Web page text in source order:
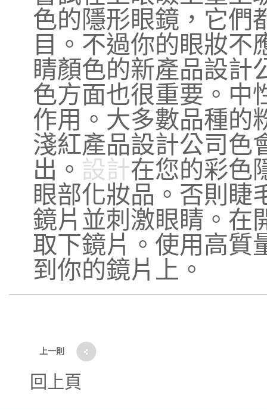
色的隱形眼鏡，它們
目。不過你的眼妝不
睛顏色的新產品設計
色方面也很重要。中
作用。大多數品種的
淺紅產品設計公司色
出。 設計在您的彩色
眼部化妝品。否則睫
鏡片並刺激眼睛。在
取下鏡片。使用高質
到你的鏡片上。
上一則
回上頁